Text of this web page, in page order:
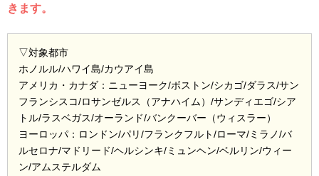
きます。
▽対象都市
ホノルル/ハワイ島/カウアイ島
アメリカ・カナダ：ニューヨーク/ボストン/シカゴ/ダラス/サン
フランシスコ/ロサンゼルス（アナハイム）/サンディエゴ/シア
トル/ラスベガス/オーランド/バンクーバー（ウィスラー）
ヨーロッパ：ロンドン/パリ/フランクフルト/ローマ/ミラノ/バ
ルセロナ/マドリード/ヘルシンキ/ミュンヘン/ベルリン/ウィー
ン/アムステルダム